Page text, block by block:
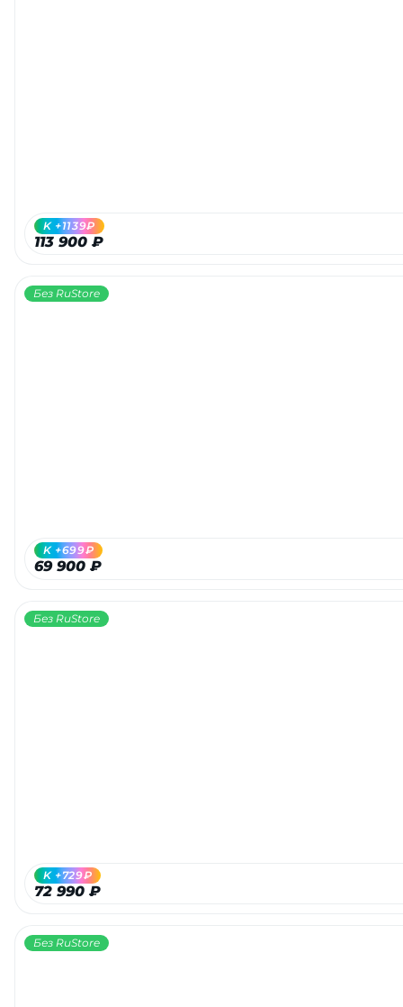
113 900 ₽
K +1139₽
Без RuStore
69 900 ₽
K +699₽
Без RuStore
72 990 ₽
K +729₽
Без RuStore